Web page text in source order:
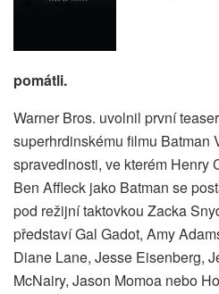
pomátli.
Warner Bros. uvolnil první
superhrdinskému filmu Batman
spravedlnosti, ve kterém Henry
Ben Affleck jako Batman se
pod režijní taktovkou Zacka
představí Gal Gadot, Amy
Diane Lane, Jesse Eisenberg,
McNairy, Jason Momoa nebo